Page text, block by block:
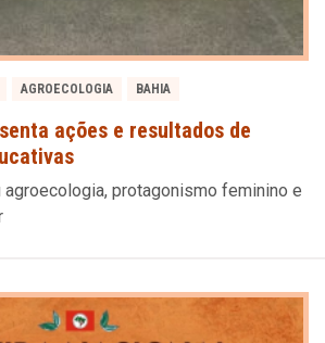
AGROECOLOGIA BAHIA
ações e resultados de
protagonismo feminino e